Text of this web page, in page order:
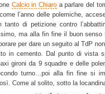
Calcio in Chiaro a parlare del
l’anno delle polemiche,
tanto di petizione contro
ma alla fin fine il buon
per dare un seguito al TdP
in cemento. Dal punto di vista
gironi da 9 squadre e delle
turno…poi alla fin fine si
Come al solito, sotto la